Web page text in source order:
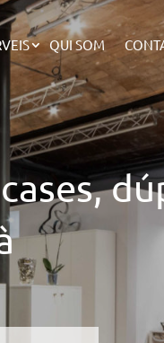
QUI SOM